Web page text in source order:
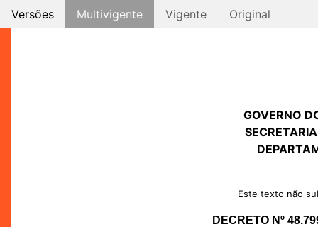
Versões Multivigente Vigente Original
GOVERNO
Este texto não
DECRETO Nº